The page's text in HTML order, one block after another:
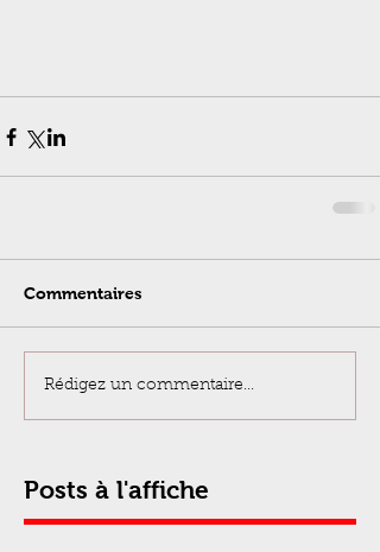
Commentaires
Rédigez un commentaire...
Posts à l'affiche